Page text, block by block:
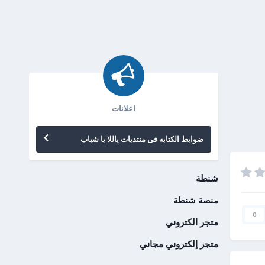
0
اعلانات
ضوابط الكتابه فى منتديات ياللا يا شباب
شنطة
منصة شنطة
متجر الكتروني
متجر إلكتروني مجاني